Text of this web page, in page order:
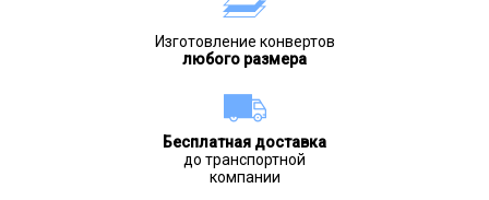
Изготовление конвертов
любого размера
Бесплатная доставка
до транспортной
компании